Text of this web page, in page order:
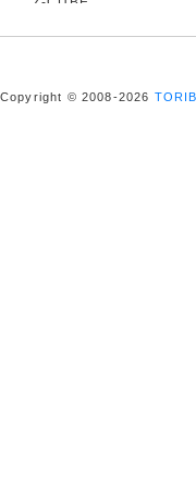
Copyright © 2008-2026